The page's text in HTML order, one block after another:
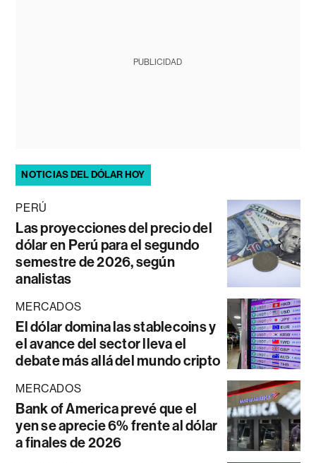
PUBLICIDAD
NOTICIAS DEL DÓLAR HOY
PERÚ
Las proyecciones del precio del
dólar en Perú para el segundo
semestre de 2026, según
analistas
MERCADOS
El dólar domina las stablecoins y
el avance del sector lleva el
debate más allá del mundo cripto
MERCADOS
Bank of America prevé que el
yen se aprecie 6% frente al dólar
a finales de 2026